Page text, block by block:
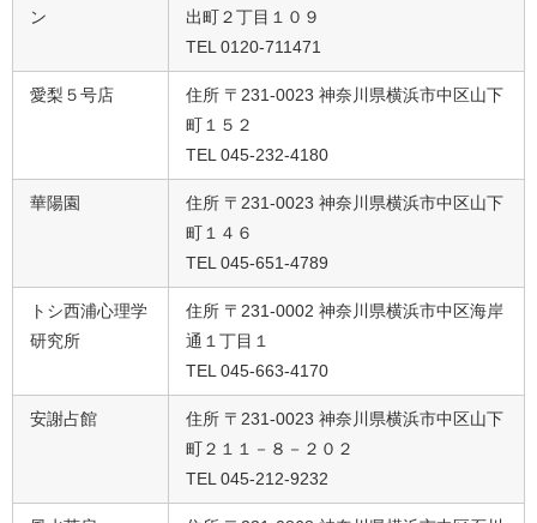
ン
出町２丁目１０９
TEL 0120-711471
愛梨５号店
住所 〒231-0023 神奈川県横浜市中区山下
町１５２
TEL 045-232-4180
華陽園
住所 〒231-0023 神奈川県横浜市中区山下
町１４６
TEL 045-651-4789
トシ西浦心理学
研究所
住所 〒231-0002 神奈川県横浜市中区海岸
通１丁目１
TEL 045-663-4170
安謝占館
住所 〒231-0023 神奈川県横浜市中区山下
町２１１－８－２０２
TEL 045-212-9232